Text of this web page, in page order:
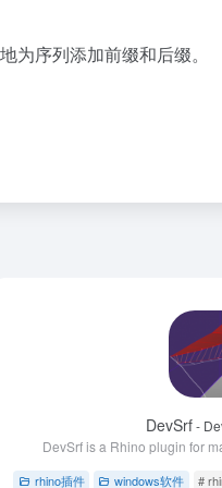
序列添加前缀和后缀。
DevSrf-
DevSrf is a Rhino plugin for
rhino插件 windows软件 #